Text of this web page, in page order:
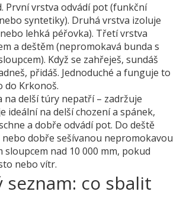
První vrstva odvádí pot (funkční
syntetiky). Druhá vrstva izoluje
lehká péřovka). Třetí vrstva
a deštěm (nepromokavá bunda s
Když se zahřeješ, sundáš
přidáš. Jednoduché a funguje to
do Krkonoš.
na delší túry nepatří – zadržuje
ideální na delší chození a spánek,
a dobře odvádí pot. Do deště
dobře sešívanou nepromokavou
nad 10 000 mm, pokud
nebo vítr.
seznam: co sbalit